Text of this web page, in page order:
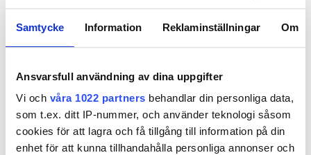
Samtycke Information Reklaminställningar Om
Ansvarsfull användning av dina uppgifter
Vi och våra 1022 partners behandlar din personliga data,
som t.ex. ditt IP-nummer, och använder teknologi såsom
cookies för att lagra och få tillgång till information på din
enhet för att kunna tillhandahålla personliga annonser och
innan. Dessutom ligger flera barn och en släkting
fortfarande och sover. I loggen skriver Öbos personal:
”Kan
ytterligare. Till sist kommer familjen i väg så att vi kan
börja
Läs också
Anmälde inte vattenskadat badrum på fem år – krävs på 125 000 kronor